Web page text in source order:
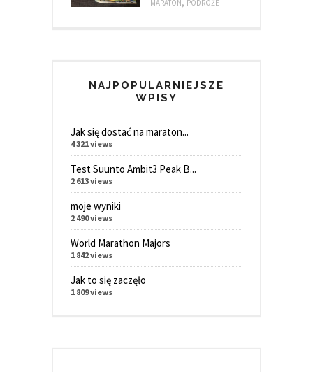
MARATON PODRÓŻE
NAJPOPULARNIEJSZE
WPISY
Jak się dostać na maraton...
4 321 views
Test Suunto Ambit3 Peak B...
2 613 views
moje wyniki
2 490 views
World Marathon Majors
1 842 views
Jak to się zaczęło
1 809 views